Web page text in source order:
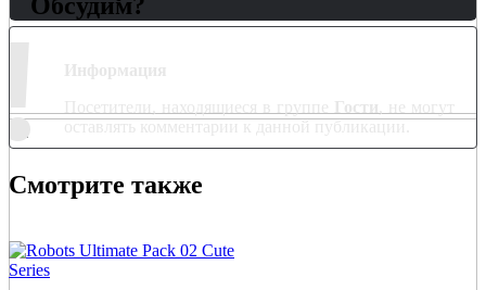
!
Информация
Посетители, находящиеся в группе Гости , не могут
оставлять комментарии к данной публикации.
Смотрите также